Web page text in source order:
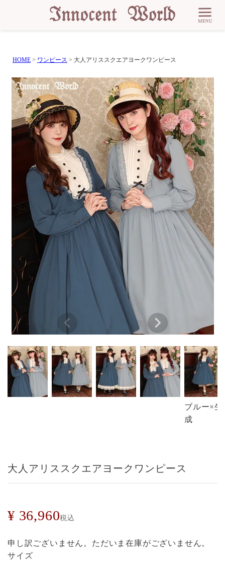
HOME ワンピース 大人アリススクエアヨークワンピース
ブルー×生
成
大人アリススクエアヨークワンピース
¥ 36,960税込
申し訳ございません。ただいま在庫がございません。
サイズ